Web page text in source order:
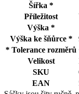
Šířka *
Příležitost
Výška *
Výška ke šňůrce *
* Tolerance rozměrů
Velikost
SKU
EAN